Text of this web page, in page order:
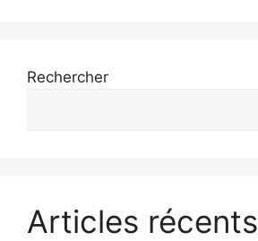
Rechercher
Articles récents